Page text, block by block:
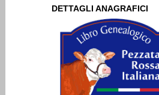
DETTAGLI ANAGRAFICI